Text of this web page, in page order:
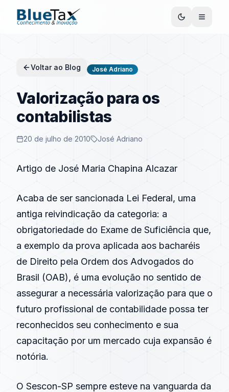
Voltar ao Blog José Adriano
Valorização para os
contabilistas
20 de julho de 2010 José Adriano
Artigo de José Maria Chapina Alcazar
Acaba de ser sancionada Lei Federal, uma
antiga reivindicação da categoria: a
obrigatoriedade do Exame de Suficiência que,
a exemplo da prova aplicada aos bacharéis
de Direito pela Ordem dos Advogados do
Brasil (OAB), é uma evolução no sentido de
assegurar a necessária valorização para que o
futuro profissional de contabilidade possa ter
reconhecidos seu conhecimento e sua
capacitação por um mercado cuja expansão é
notória.
O Sescon-SP sempre esteve na vanguarda da